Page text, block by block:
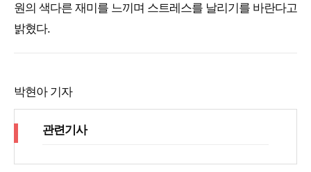
원의 색다른 재미를 느끼며 스트레스를 날리기를 바란다고
밝혔다.
박현아 기자
관련기사